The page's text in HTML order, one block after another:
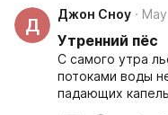
Д
Джон Сноу
Утренний пёс
С самого утра
потоками воды
падающих